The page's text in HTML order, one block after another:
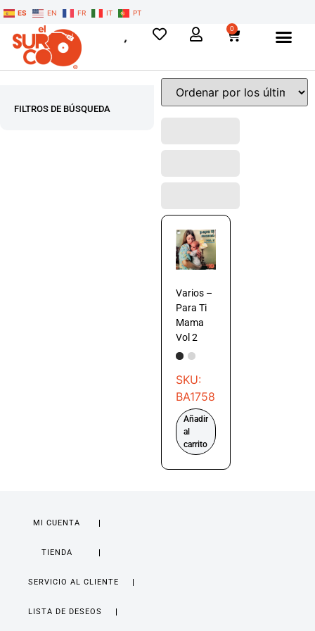
ES EN FR IT PT
0
FILTROS DE BÚSQUEDA
Varios –
Para Ti
Mama
Vol 2
SKU:
BA1758
Añadir
al
carrito
MI CUENTA
TIENDA
SERVICIO AL CLIENTE
LISTA DE DESEOS